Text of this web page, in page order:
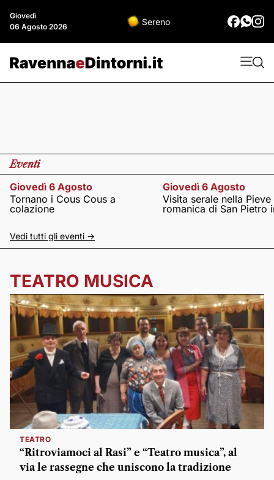
Giovedì
06 Agosto 2026
Sereno
Eventi
Giovedì 6 Agosto
Tornano i Cous Cous a
colazione
Giovedì 6 Agosto
Visita serale nella Pieve
romanica di San Pietro
Vedi tutti gli eventi ->
TEATRO MUSICA
TEATRO
“Ritroviamoci al Rasi” e “Teatro musica”, al
via le rassegne che uniscono la tradizione